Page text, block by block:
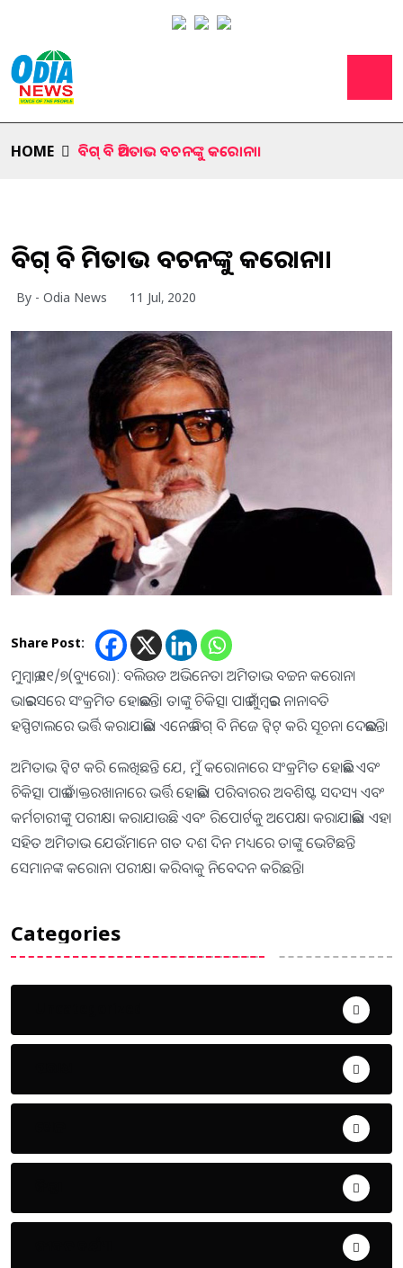
HOME ବିଗ୍ ବି ଅମିତାଭ ବଚନଙ୍କୁ କରୋନା।
ବିଗ୍ ବି ଅମିତାଭ ବଚନଙ୍କୁ କରୋନା।
By - Odia News 11 Jul, 2020
Share Post:
ମୁମ୍ବାଇ,୧୧/୭(ବ୍ୟୁରୋ): ବଲିଉଡ ଅଭିନେତା ଅମିତାଭ ବଚ୍ଚନ କରୋନା
ଭାଇରସରେ ସଂକ୍ରମିତ ହୋଇଛନ୍ତି। ତାଙ୍କୁ ଚିକିତ୍ସା​‌ ପାଇଁ ମୁମ୍ବଇର ନାନାବତି
ହସ୍ପିଟାଲରେ ଭର୍ତ୍ତି କରାଯାଇଛି। ଏନେଇ ବିଗ୍ ବି ନିଜେ ଟ୍ବିଟ୍ କରି ସୂଚନା ଦେଇଛନ୍ତି।
ଅମିତାଭ ଟ୍ୱିଟ କରି ଲେଖିଛନ୍ତି ଯେ, ମୁଁ କରୋନାରେ ସଂକ୍ରମିତ ହୋଇଛି ଏବଂ
ଚିକିତ୍ସା ପାଇଁ ଡାକ୍ତରଖାନାରେ ଭର୍ତ୍ତି ହୋଇଛି। ପରିବାରର ଅବଶିଷ୍ଟ ସଦସ୍ୟ ଏବଂ
କର୍ମଚାରୀଙ୍କୁ ପରୀକ୍ଷା କରାଯାଉଛି ଏବଂ ରିପୋର୍ଟକୁ ଅପେକ୍ଷା କରାଯାଇଛି। ଏହା
ସହିତ ଅମିତାଭ ଯେଉଁମାନେ ଗତ ଦଶ ଦିନ ମଧ୍ୟରେ ତାଙ୍କୁ ଭେଟିଛନ୍ତି
ସେମାନଙ୍କ କରୋନା ପରୀକ୍ଷା କରିବାକୁ ନିବେଦନ କରିଛନ୍ତି।
Categories